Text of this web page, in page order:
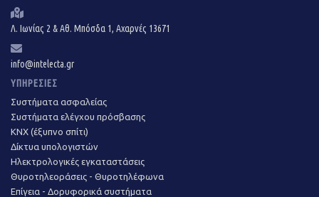
Λ. Ιωνίας 2 & Αθ. Μπόσδα 1, Αχαρνές 13671
info@intelecta.gr
ΥΠΗΡΕΣΊΕΣ
Συστήματα ασφαλείας
Συστήματα ελέγχου πρόσβασης
KNX (έξυπνο σπίτι)
Δίκτυα υπολογιστών
Ηλεκτρολογικές εγκαταστάσεις
Θυροτηλεοράσεις - Θυροτηλέφωνα
Επίγεια - Δορυφορικά συστήματα